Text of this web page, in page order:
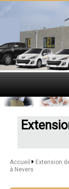
Accueil Extension
à Nevers